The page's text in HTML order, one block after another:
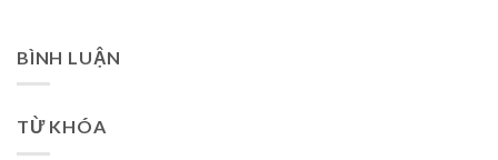
BÌNH LUẬN
TỪ KHÓA